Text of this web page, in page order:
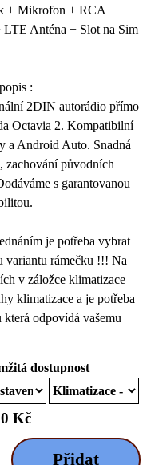
+ Mikrofon + RCA
Anténa + Slot na Sim
:
2DIN autorádio přímo
Octavia 2. Kompatibilní
a Android Auto. Snadná
zachování původních
s garantovanou
je potřeba vybrat
variantu rámečku !!! Na
v záložce klimatizace
klimatizace a je potřeba
která odpovídá vašemu
dostupnost
Kč
Přidat